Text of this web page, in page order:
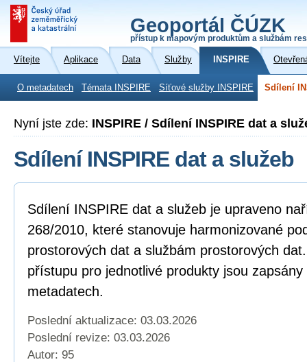
Geoportál ČÚZK
přístup k mapovým produktům a službám
Vítejte Aplikace Data Služby INSPIRE
O metadatech Témata INSPIRE Síťové služby INSPIRE Sdílení
Nyní jste zde: INSPIRE / Sdílení INSPIRE dat a
Sdílení INSPIRE dat a služeb
Sdílení INSPIRE dat a služeb je upraveno
268/2010, které stanovuje harmonizované
prostorových dat a službám prostorových
přístupu pro jednotlivé produkty jsou
metadatech.
Poslední aktualizace: 03.03.2026
Poslední revize: 03.03.2026
Autor: 95